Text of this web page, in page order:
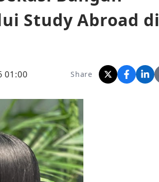
Study Abroad di
01:00 Share